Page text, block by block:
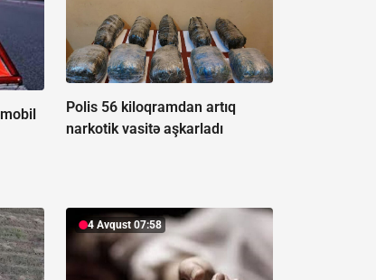
Polis 56 kiloqramdan artıq
narkotik vasitə aşkarladı
4 Avqust 07:58